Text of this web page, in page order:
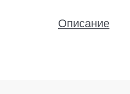
Описание